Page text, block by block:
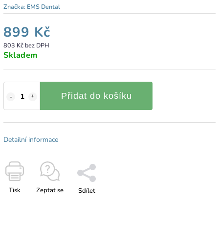
Značka: EMS Dental
899 Kč
803 Kč bez DPH
Skladem
Přidat do košíku
Detailní informace
Tisk Zeptat se Sdílet